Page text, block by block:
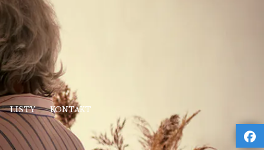
LISTY KONTAKT